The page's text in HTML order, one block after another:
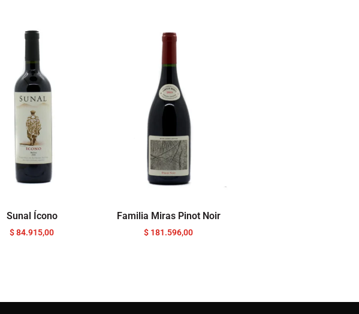
Sunal Ícono
$84.915,00
Familia Miras Pinot Noir
$ 181.596,00